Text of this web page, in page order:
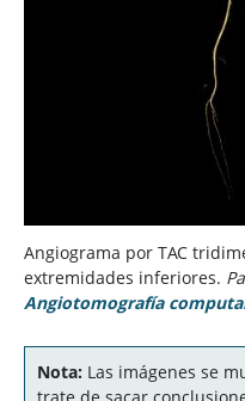
Angiograma por TAC
extremidades inferiores.
Angiotomografía
Nota: Las imágenes se